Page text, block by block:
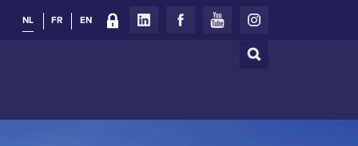
Zoeken
NL FR EN